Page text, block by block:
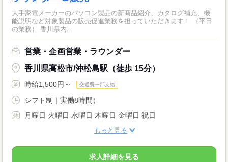
大手家電メーカーのパソコン製品の新商品紹介、カタログ補充、機
能説明など対象製品の販売促進業務を担っていただきます！ （平日
の業務） 香川県内...
営業・企画営業・ラウンダー
香川県高松市/沖松島駅（徒歩 15分）
時給1,500円～ 交通費一部支給
シフト制｜実働8時間）
月曜日 火曜日 水曜日 木曜日 金曜日 祝日
もっと見る
求人詳細を見る